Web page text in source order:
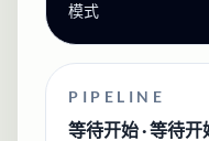
模式
PIPELINE
等待开始 · 等待